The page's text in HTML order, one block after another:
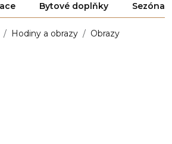
Bytové doplňky Sezóna
Hodiny a obrazy Obrazy